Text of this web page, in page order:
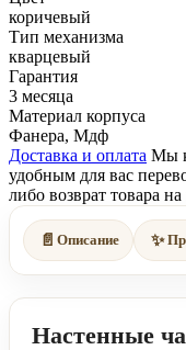
коричевый
Тип механизма
кварцевый
Гарантия
3 месяца
Материал корпуса
Фанера, Мдф
Доставка и оплата Мы
удобным для вас
либо возврат товара
📄 Описание ✨
Настенные